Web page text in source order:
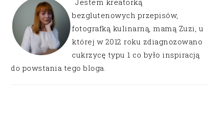
bezglutenowych przepisów,
fotografką kulinarną, mamą Zuzi, u
której w 2012 roku zdiagnozowano
cukrzycę typu 1 co było inspiracją
do powstania tego bloga.